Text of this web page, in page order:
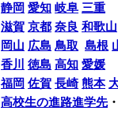
静岡 愛知 岐阜 三重
滋賀 京都 奈良 和歌山
岡山 広島 鳥取 島根
香川 徳島 高知 愛媛
福岡 佐賀 長崎 熊本
高校生の進路進学先・